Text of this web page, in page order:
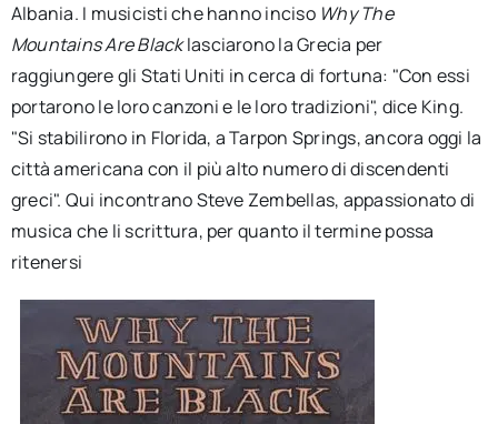
Albania. I musicisti che hanno inciso Why The
Mountains Are Blacklasciarono la Grecia per
raggiungere gli Stati Uniti in cerca di fortuna: "Con essi
portarono le loro canzoni e le loro tradizioni", dice King.
"Si stabilirono in Florida, a Tarpon Springs, ancora oggi la
città americana con il più alto numero di discendenti
greci". Qui incontrano Steve Zembellas, appassionato di
musica che li scrittura, per quanto il termine possa
ritenersi